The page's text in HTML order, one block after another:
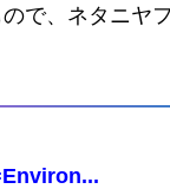
で、ネタニヤ